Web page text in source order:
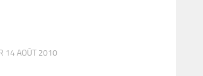
14 AOÛT 2010